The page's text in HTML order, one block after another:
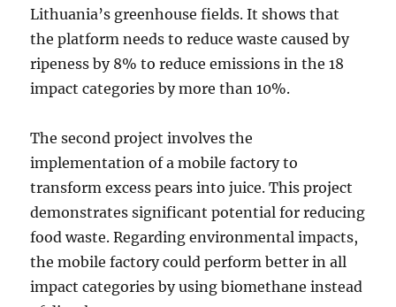
Lithuania’s greenhouse fields. It shows that
the platform needs to reduce waste caused by
ripeness by 8% to reduce emissions in the 18
impact categories by more than 10%.
The second project involves the
implementation of a mobile factory to
transform excess pears into juice. This project
demonstrates significant potential for reducing
food waste. Regarding environmental impacts,
the mobile factory could perform better in all
impact categories by using biomethane instead